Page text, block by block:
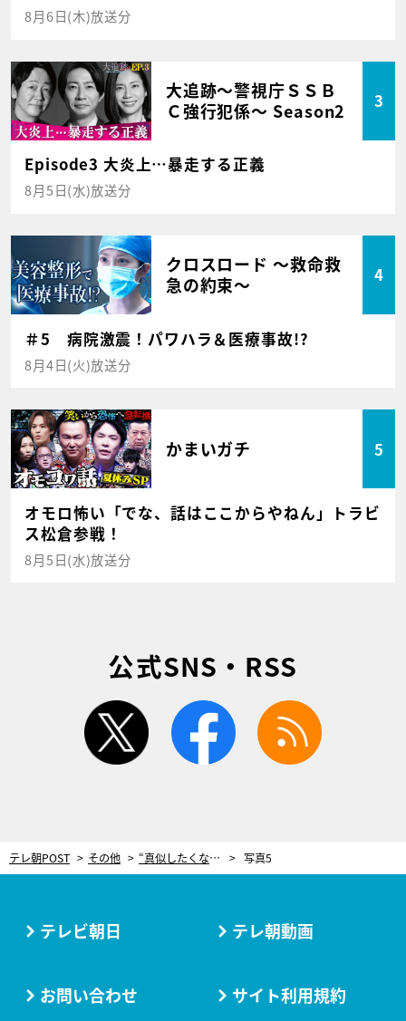
8月6日(木)放送分
大追跡～警視庁ＳＳＢ
Ｃ強行犯係～ Season2
3
Episode3 大炎上…暴走する正義
8月5日(水)放送分
クロスロード ～救命救
急の約束～
4
＃5 病院激震！パワハラ＆医療事故!?
8月4日(火)放送分
かまいガチ 5
オモロ怖い「でな、話はここからやねん」トラビ
ス松倉参戦！
8月5日(水)放送分
公式SNS・RSS
twitter facebook
テレ朝POST その他 “真似したくなるチークの使い方”を伝授！チークの役割は「血色を与えること」 写真5
テレビ朝日 テレ朝動画
お問い合わせ サイト利用規約